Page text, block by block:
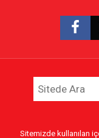
Sitemizde kullanılan